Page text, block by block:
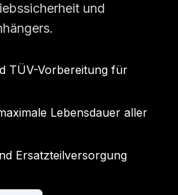
und
TÜV-Vorbereitung für
Lebensdauer aller
Ersatzteilversorgung